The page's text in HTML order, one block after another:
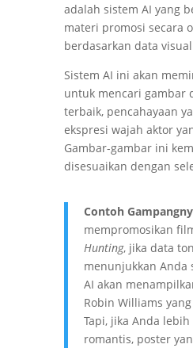
adalah sistem AI yang
materi promosi secara
berdasarkan data
Sistem AI ini akan
untuk mencari gambar
terbaik, pencahayaan
ekspresi wajah aktor
Gambar-gambar ini
disesuaikan dengan
Contoh
mempromosikan
Hunting, jika data
menunjukkan Anda
AI akan
Robin Williams
Tapi, jika Anda
romantis, poster